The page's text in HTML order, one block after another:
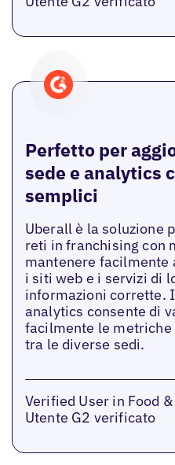
Perfetto per
sede e analytics
semplici
Uberall è la soluzione
reti in franchising con
mantenere
i siti web e i servizi di
informazioni corrette.
analytics consente di
facilmente le
tra le diverse sedi.
Verified User in Food
Utente G2 verificato